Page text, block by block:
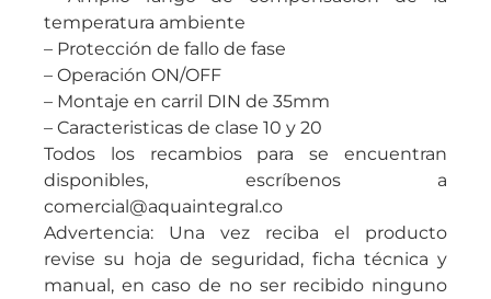
temperatura ambiente
– Protección de fallo de fase
– Operación ON/OFF
– Montaje en carril DIN de 35mm
– Caracteristicas de clase 10 y 20
Todos los recambios para se encuentran
disponibles, escríbenos a
comercial@aquaintegral.co
Advertencia: Una vez reciba el producto
revise su hoja de seguridad, ficha técnica y
manual, en caso de no ser recibido ninguno